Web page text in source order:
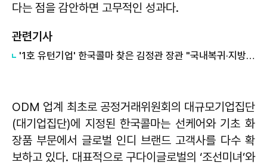
다는 점을 감안하면 고무적인 성과다.
관련기사
'1호 유턴기업' 한국콜마 찾은 김정관 장관 "국내복귀·지방투자 지원"
ODM 업계 최초로 공정거래위원회의 대규모기업집단
(대기업집단)에 지정된 한국콜마는 선케어와 기초 화
장품 부문에서 글로벌 인디 브랜드 고객사를 다수 확
보하고 있다. 대표적으로 구다이글로벌의 ‘조선미녀’와